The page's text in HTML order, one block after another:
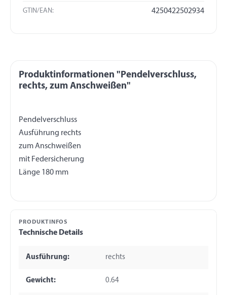
GTIN/EAN: 4250422502934
Produktinformationen "Pendelverschluss,
rechts, zum Anschweißen"
Pendelverschluss
Ausführung rechts
zum Anschweißen
mit Federsicherung
PRODUKTINFOS
Technische Details
Ausführung: rechts
Gewicht: 0.64